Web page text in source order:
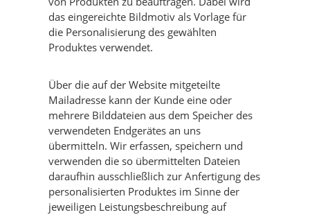
das eingereichte Bildmotiv als Vorlage für
die Personalisierung des gewählten
Produktes verwendet.
Über die auf der Website mitgeteilte
Mailadresse kann der Kunde eine oder
mehrere Bilddateien aus dem Speicher des
verwendeten Endgerätes an uns
übermitteln. Wir erfassen, speichern und
verwenden die so übermittelten Dateien
daraufhin ausschließlich zur Anfertigung des
personalisierten Produktes im Sinne der
jeweiligen Leistungsbeschreibung auf